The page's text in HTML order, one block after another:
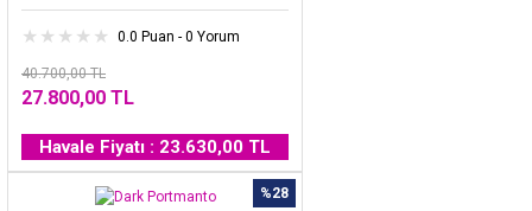
0.0 Puan - 0 Yorum
40.700,00 TL
27.800,00 TL
Havale Fiyatı : 23.630,00 TL
%28